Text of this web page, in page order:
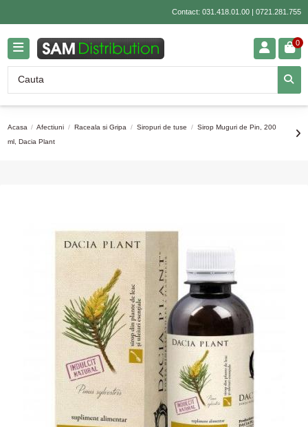
Contact: 031.418.01.00| 0721.281.755
0
Acasa Afectiuni Raceala si Gripa Siropuri de tuse
Sirop Muguri de Pin, 200
ml, Dacia Plant